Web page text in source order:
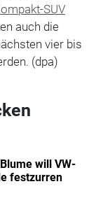
SUV
auch die
vier bis
(dpa)
will VW-
festzurren